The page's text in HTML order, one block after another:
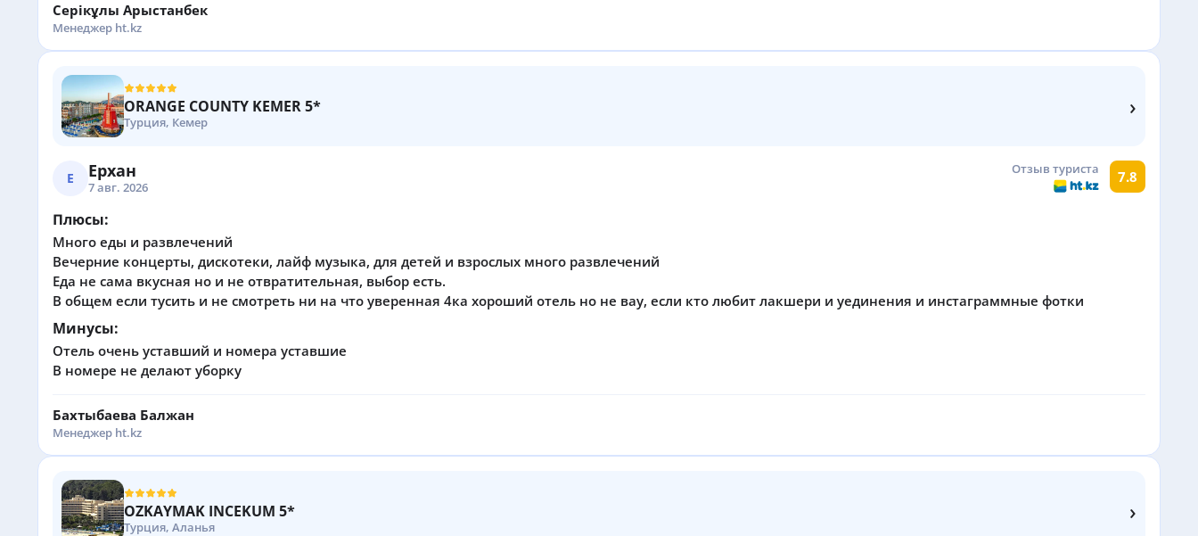
Серікұлы Арыстанбек
Менеджер ht.kz
ORANGE COUNTY KEMER 5*
Турция, Кемер
›
Е Ерхан
7 авг. 2026
Отзыв туриста 7.8
Плюсы:
Много еды и развлечений
Вечерние концерты, дискотеки, лайф музыка, для детей и взрослых много развлечений
Еда не сама вкусная но и не отвратительная, выбор есть.
В общем если тусить и не смотреть ни на что уверенная 4ка хороший отель но не вау, если кто любит лакшери и уединения и инстаграммные фотки
Минусы:
Отель очень уставший и номера уставшие
В номере не делают уборку
Бахтыбаева Балжан
Менеджер ht.kz
OZKAYMAK INCEKUM 5*
Турция, Аланья
›